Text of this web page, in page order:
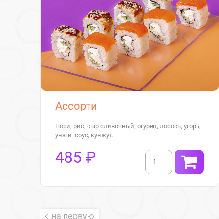
Ассорти
Нори, рис, сыр сливочный, огурец, лосось, угорь,
унаги соус, кунжут.
485 ₽
на первую